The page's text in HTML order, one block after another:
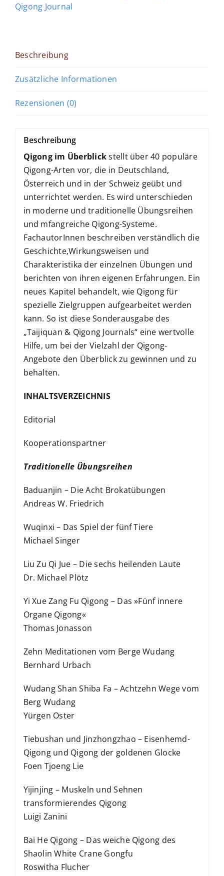
Qigong Journal
Beschreibung
Zusätzliche Informationen
Rezensionen (0)
Beschreibung
Qigong im Überblickstellt über 40 populäre
Qigong-Arten vor, die in Deutschland,
Österreich und in der Schweiz geübt und
unterrichtet werden. Es wird unterschieden
in moderne und traditionelle Übungsreihen
und mfangreiche Qigong-Systeme.
FachautorInnen beschreiben verständlich die
Geschichte,Wirkungsweisen und
Charakteristika der einzelnen Übungen und
berichten von ihren eigenen Erfahrungen. Ein
neues Kapitel behandelt, wie Qigong für
spezielle Zielgruppen aufgearbeitet werden
kann. So ist diese Sonderausgabe des
„Taijiquan & Qigong Journals“ eine wertvolle
Hilfe, um bei der Vielzahl der Qigong-
Angebote den Überblick zu gewinnen und zu
behalten.
INHALTSVERZEICHNIS
Editorial
Kooperationspartner
Traditionelle Übungsreihen
Baduanjin – Die Acht Brokatübungen
Andreas W. Friedrich
Wuqinxi – Das Spiel der fünf Tiere
Michael Singer
Liu Zu Qi Jue – Die sechs heilenden Laute
Dr. Michael Plötz
Yi Xue Zang Fu Qigong – Das »Fünf innere
Organe Qigong«
Thomas Jonasson
Zehn Meditationen vom Berge Wudang
Bernhard Urbach
Wudang Shan Shiba Fa – Achtzehn Wege vom
Berg Wudang
Yürgen Oster
Tiebushan und Jinzhongzhao – Eisenhemd-
Qigong und Qigong der goldenen Glocke
Foen Tjoeng Lie
Yijinjing – Muskeln und Sehnen
transformierendes Qigong
Luigi Zanini
Bai He Qigong – Das weiche Qigong des
Shaolin White Crane Gongfu
Roswitha Flucher